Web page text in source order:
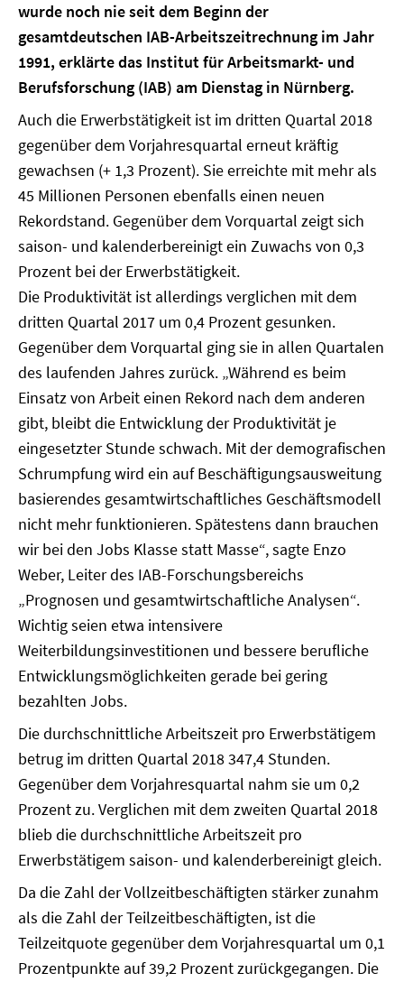
wurde noch nie seit dem Beginn der
gesamtdeutschen IAB-Arbeitszeitrechnung im Jahr
1991, erklärte das Institut für Arbeitsmarkt- und
Berufsforschung (IAB) am Dienstag in Nürnberg.
Auch die Erwerbstätigkeit ist im dritten Quartal 2018
gegenüber dem Vorjahresquartal erneut kräftig
gewachsen (+ 1,3 Prozent). Sie erreichte mit mehr als
45 Millionen Personen ebenfalls einen neuen
Rekordstand. Gegenüber dem Vorquartal zeigt sich
saison- und kalenderbereinigt ein Zuwachs von 0,3
Prozent bei der Erwerbstätigkeit.
Die Produktivität ist allerdings verglichen mit dem
dritten Quartal 2017 um 0,4 Prozent gesunken.
Gegenüber dem Vorquartal ging sie in allen Quartalen
des laufenden Jahres zurück. „Während es beim
Einsatz von Arbeit einen Rekord nach dem anderen
gibt, bleibt die Entwicklung der Produktivität je
eingesetzter Stunde schwach. Mit der demografischen
Schrumpfung wird ein auf Beschäftigungsausweitung
basierendes gesamtwirtschaftliches Geschäftsmodell
nicht mehr funktionieren. Spätestens dann brauchen
wir bei den Jobs Klasse statt Masse“, sagte Enzo
Weber, Leiter des IAB-Forschungsbereichs
„Prognosen und gesamtwirtschaftliche Analysen“.
Wichtig seien etwa intensivere
Weiterbildungsinvestitionen und bessere berufliche
Entwicklungsmöglichkeiten gerade bei gering
bezahlten Jobs.
Die durchschnittliche Arbeitszeit pro Erwerbstätigem
betrug im dritten Quartal 2018 347,4 Stunden.
Gegenüber dem Vorjahresquartal nahm sie um 0,2
Prozent zu. Verglichen mit dem zweiten Quartal 2018
blieb die durchschnittliche Arbeitszeit pro
Erwerbstätigem saison- und kalenderbereinigt gleich.
Da die Zahl der Vollzeitbeschäftigten stärker zunahm
als die Zahl der Teilzeitbeschäftigten, ist die
Teilzeitquote gegenüber dem Vorjahresquartal um 0,1
Prozentpunkte auf 39,2 Prozent zurückgegangen. Die